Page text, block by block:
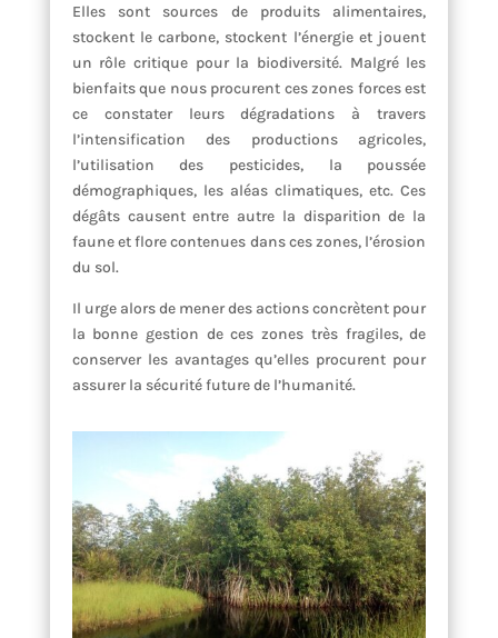
Elles sont sources de produits alimentaires,
stockent le carbone, stockent l’énergie et jouent
un rôle critique pour la biodiversité. Malgré les
bienfaits que nous procurent ces zones forces est
ce constater leurs dégradations à travers
l’intensification des productions agricoles,
l’utilisation des pesticides, la poussée
démographiques, les aléas climatiques, etc. Ces
dégâts causent entre autre la disparition de la
faune et flore contenues dans ces zones, l’érosion
du sol.
Il urge alors de mener des actions concrètent pour
la bonne gestion de ces zones très fragiles, de
conserver les avantages qu’elles procurent pour
assurer la sécurité future de l’humanité.